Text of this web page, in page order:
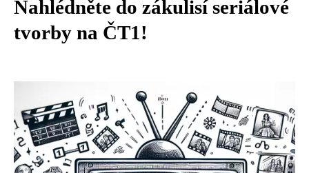
Nahlédněte do zákulisí seriálové
tvorby na ČT1!